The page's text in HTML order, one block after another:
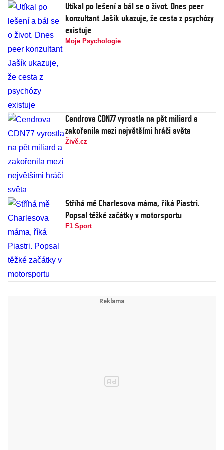
Utíkal po lešení a bál se o život. Dnes peer
konzultant Jašík ukazuje, že cesta z psychózy
existuje
Moje Psychologie
Cendrova CDN77 vyrostla na pět miliard a
zakořenila mezi největšími hráči světa
Živě.cz
Stříhá mě Charlesova máma, říká Piastri.
Popsal těžké začátky v motorsportu
F1 Sport